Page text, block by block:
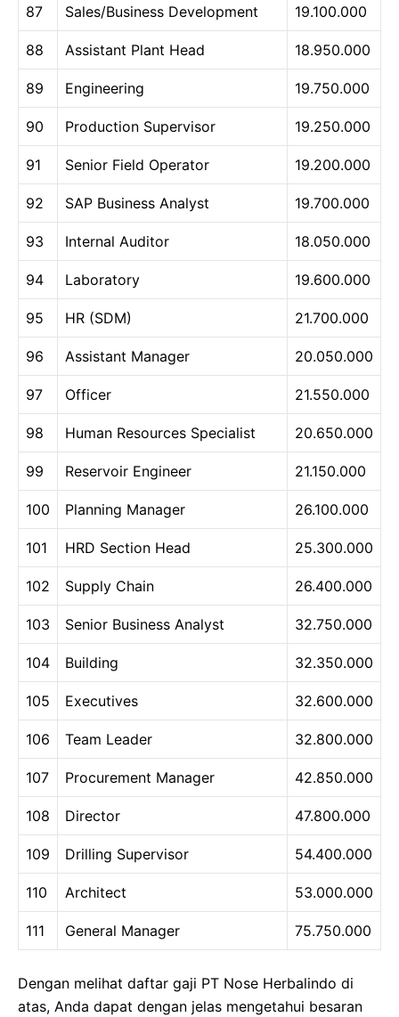
87 Sales/Business Development 19.100.000
88 Assistant Plant Head 18.950.000
89 Engineering 19.750.000
90 Production Supervisor 19.250.000
91 Senior Field Operator 19.200.000
92 SAP Business Analyst 19.700.000
93 Internal Auditor 18.050.000
94 Laboratory 19.600.000
95 HR (SDM) 21.700.000
96 Assistant Manager 20.050.000
97 Officer 21.550.000
98 Human Resources Specialist 20.650.000
99 Reservoir Engineer 21.150.000
100 Planning Manager 26.100.000
101 HRD Section Head 25.300.000
102 Supply Chain 26.400.000
103 Senior Business Analyst 32.750.000
104 Building 32.350.000
105 Executives 32.600.000
106 Team Leader 32.800.000
107 Procurement Manager 42.850.000
108 Director 47.800.000
109 Drilling Supervisor 54.400.000
110 Architect 53.000.000
111 General Manager 75.750.000
Dengan melihat daftar gaji PT Nose Herbalindo di
atas, Anda dapat dengan jelas mengetahui besaran